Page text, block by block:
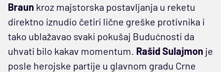
Braun kroz majstorska postavljanja u reketu
direktno iznudio četiri lične greške protivnika i
tako ublažavao svaki pokušaj Budućnosti da
uhvati bilo kakav momentum. Rašid Sulajmon je
posle herojske partije u glavnom gradu Crne